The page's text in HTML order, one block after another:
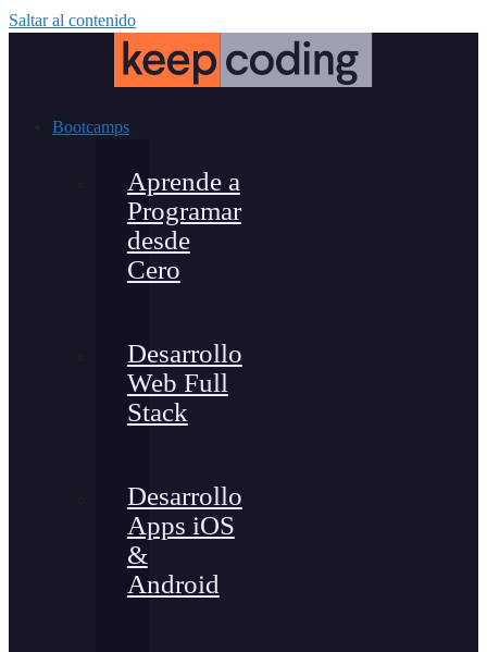
Saltar al contenido
Bootcamps
Aprende a
Programar
desde
Cero
Desarrollo
Web Full
Stack
Desarrollo
Apps iOS
&
Android